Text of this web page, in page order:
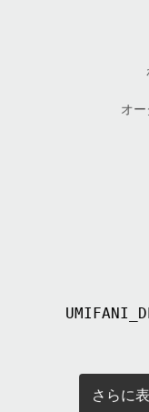
オ
さらに